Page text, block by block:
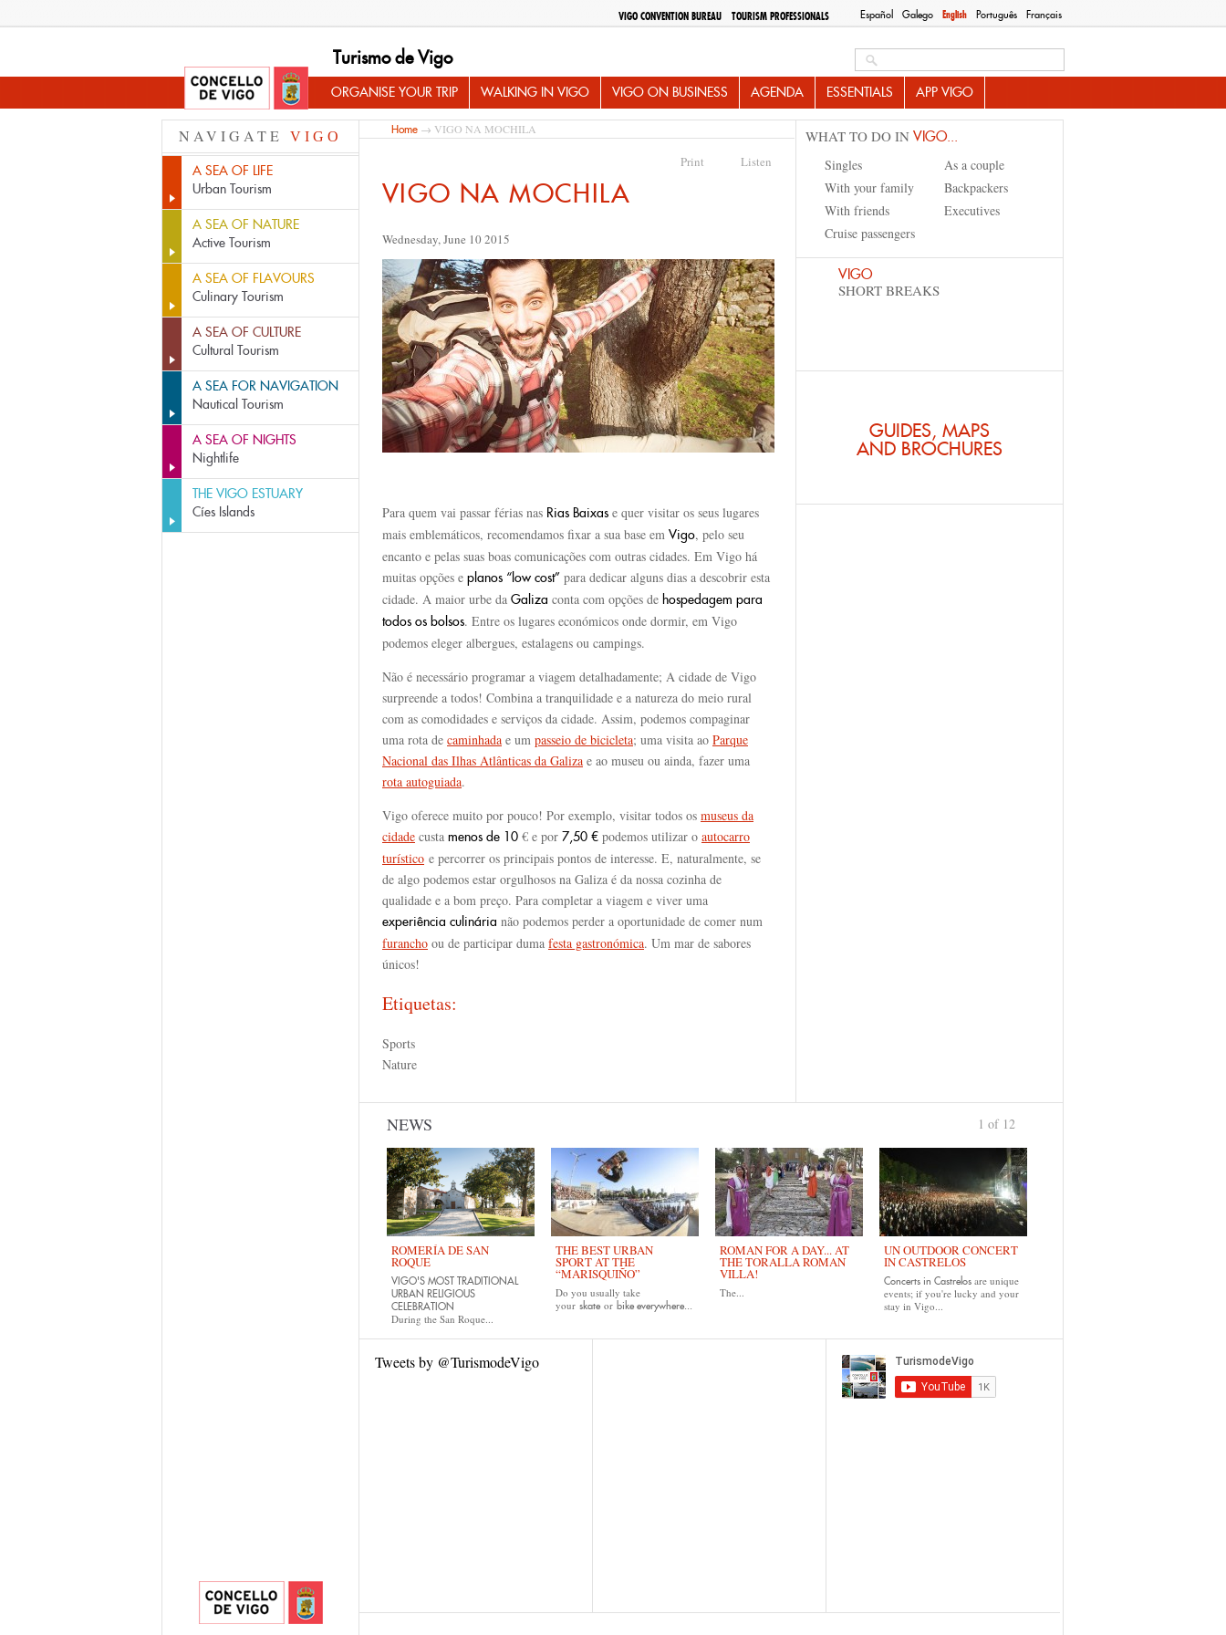
Español Galego English Português Français
VIGO CONVENTION BUREAU TOURISM PROFESSIONALS
Turismo de Vigo
ORGANISE YOUR TRIP WALKING IN VIGO VIGO ON BUSINESS AGENDA ESSENTIALS APP VIGO
NAVIGATE VIGO
A SEA OF LIFE
Urban Tourism
A SEA OF NATURE
Active Tourism
A SEA OF FLAVOURS
Culinary Tourism
A SEA OF CULTURE
Cultural Tourism
A SEA FOR NAVIGATION
Nautical Tourism
A SEA OF NIGHTS
Nightlife
THE VIGO ESTUARY
Cíes Islands
Home → VIGO NA MOCHILA
Print Listen
VIGO NA MOCHILA
Wednesday, June 10 2015
Para quem vai passar férias nas Rias Baixas e quer visitar os seus lugares
mais emblemáticos, recomendamos fixar a sua base em Vigo, pelo seu
encanto e pelas suas boas comunicações com outras cidades. Em Vigo há
muitas opções e planos “low cost” para dedicar alguns dias a descobrir esta
cidade. A maior urbe da Galiza conta com opções de hospedagem para
todos os bolsos. Entre os lugares económicos onde dormir, em Vigo
podemos eleger albergues, estalagens ou campings.
Não é necessário programar a viagem detalhadamente; A cidade de Vigo
surpreende a todos! Combina a tranquilidade e a natureza do meio rural
com as comodidades e serviços da cidade. Assim, podemos compaginar
uma rota de caminhada e um passeio de bicicleta; uma visita ao Parque
Nacional das Ilhas Atlânticas da Galiza e ao museu ou ainda, fazer uma
rota autoguiada.
Vigo oferece muito por pouco! Por exemplo, visitar todos os museus da
cidade custa menos de 10 € e por 7,50 € podemos utilizar o autocarro
turístico e percorrer os principais pontos de interesse. E, naturalmente, se
de algo podemos estar orgulhosos na Galiza é da nossa cozinha de
qualidade e a bom preço. Para completar a viagem e viver uma
experiência culinária não podemos perder a oportunidade de comer num
furancho ou de participar duma festa gastronómica. Um mar de sabores
únicos!
Etiquetas:
Sports
Nature
WHAT TO DO IN VIGO...
Singles
As a couple
With your family
Backpackers
With friends
Executives
Cruise passengers
VIGO
SHORT BREAKS
GUIDES, MAPS
AND BROCHURES
NEWS
ROMERÍA DE SAN
ROQUE
VIGO'S MOST TRADITIONAL
URBAN RELIGIOUS
CELEBRATION
During the San Roque...
THE BEST URBAN
SPORT AT THE
“MARISQUIÑO”
Do you usually take
your skateor bikeeverywhere...
ROMAN FOR A DAY... AT
THE TORALLA ROMAN
VILLA!
The...
UN OUTDOOR CONCERT
IN CASTRELOS
Concerts in Castrelos are unique
events; if you're lucky and your
stay in Vigo...
1 of 12
Tweets by @TurismodeVigo